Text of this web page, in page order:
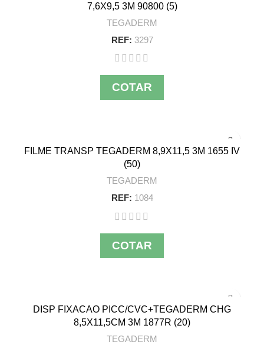
7,6X9,5 3M 90800 (5)
TEGADERM
REF: 3297
COTAR
FILME TRANSP TEGADERM 8,9X11,5 3M 1655 IV
(50)
TEGADERM
REF: 1084
COTAR
DISP FIXACAO PICC/CVC+TEGADERM CHG
8,5X11,5CM 3M 1877R (20)
TEGADERM